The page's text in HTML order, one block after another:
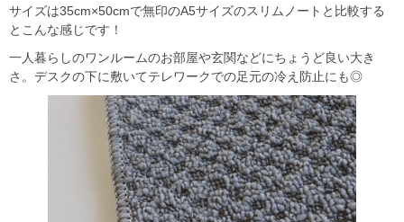
サイズは35cm×50cmで無印のA5サイズのスリムノートと比較する
とこんな感じです！
一人暮らしのワンルームのお部屋や玄関などにちょうど良い大き
さ。デスクの下に敷いてテレワークでの足元の冷え防止にも◎